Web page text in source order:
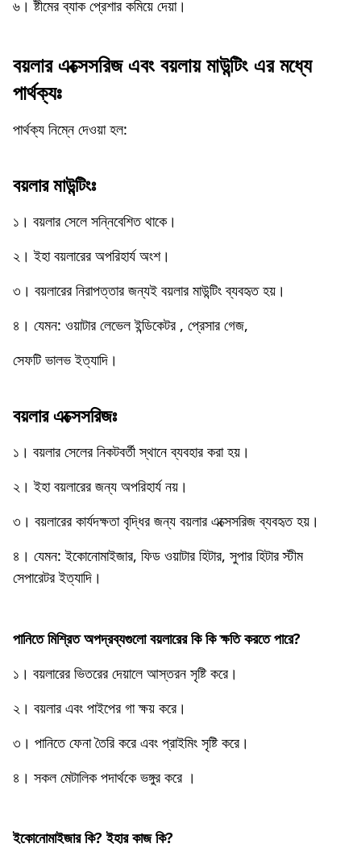
৬। ষ্টীমের ব্যাক প্রেশার কমিয়ে দেয়া।
বয়লার এক্সেসরিজ এবং বয়লায় মাউন্টিং এর মধ্যে
পার্থক্যঃ
পার্থক্য নিম্নে দেওয়া হল:
বয়লার মাউন্টিংঃ
১। বয়লার সেলে সন্নিবেশিত থাকে।
২। ইহা বয়লারের অপরিহার্য অংশ।
৩। বয়লারের নিরাপত্তার জন্যই বয়লার মাউন্টিং ব্যবহৃত হয়।
৪। যেমন: ওয়াটার লেভেল ইন্ডিকেটর , প্রেসার গেজ,
সেফটি ভালভ ইত্যাদি।
বয়লার এক্সেসরিজঃ
১। বয়লার সেলের নিকটবর্তী স্থানে ব্যবহার করা হয়।
২। ইহা বয়লারের জন্য অপরিহার্য নয়।
৩। বয়লারের কার্যদক্ষতা বৃদ্ধির জন্য বয়লার এক্সেসরিজ ব্যবহৃত হয়।
৪। যেমন: ইকোনােমাইজার, ফিড ওয়াটার হিটার, সুপার হিটার স্টীম
সেপারেটর ইত্যাদি।
পানিতে মিশ্রিত অপদ্রব্যগুলাে বয়লারের কি কি ক্ষতি করতে পারে?
১। বয়লারের ভিতরের দেয়ালে আস্তরন সৃষ্টি করে।
২। বয়লার এবং পাইপের গা ক্ষয় করে।
৩। পানিতে ফেনা তৈরি করে এবং প্রাইমিং সৃষ্টি করে।
৪। সকল মেটালিক পদার্থকে ভঙ্গুর করে ।
ইকোনােমাইজার কি? ইহার কাজ কি?